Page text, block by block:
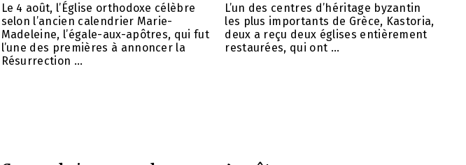
Le 4 août, l’Église orthodoxe célèbre
selon l’ancien calendrier Marie-
Madeleine, l’égale-aux-apôtres, qui fut
l’une des premières à annoncer la
Résurrection ...
L’un des centres d’héritage byzantin
les plus importants de Grèce, Kastoria,
deux a reçu deux églises entièrement
restaurées, qui ont ...